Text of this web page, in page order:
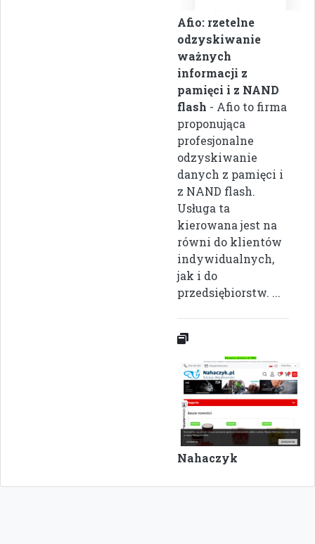
Afio: rzetelne
odzyskiwanie
ważnych
informacji z
pamięci i z NAND
flash - Afio to firma
proponująca
profesjonalne
odzyskiwanie
danych z pamięci i
z NAND flash.
Usługa ta
kierowana jest na
równi do klientów
indywidualnych,
jak i do
przedsiębiorstw. ...
Nahaczyk